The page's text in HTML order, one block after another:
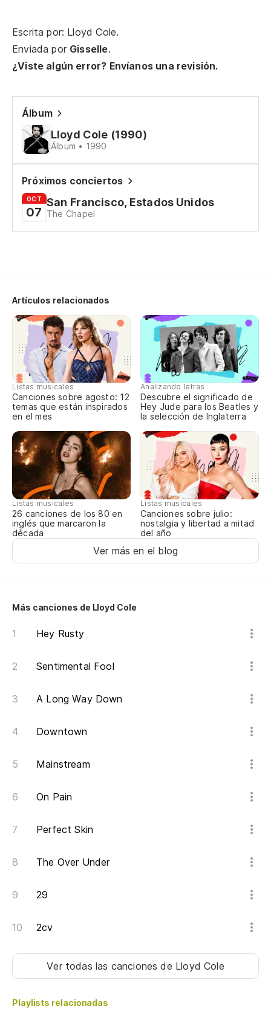
Escrita por: Lloyd Cole.
Enviada por Gisselle.
¿Viste algún error? Envíanos una revisión.
Álbum
Lloyd Cole (1990)
Álbum • 1990
Próximos conciertos
OCT
07
San Francisco, Estados Unidos
The Chapel
Artículos relacionados
Listas musicales
Canciones sobre agosto: 12
temas que están inspirados
en el mes
Analizando letras
Descubre el significado de
Hey Jude para los Beatles y
la selección de Inglaterra
Listas musicales
26 canciones de los 80 en
inglés que marcaron la
década
Listas musicales
Canciones sobre julio:
nostalgia y libertad a mitad
del año
Ver más en el blog
Más canciones de Lloyd Cole
Hey Rusty
Sentimental Fool
A Long Way Down
Downtown
Mainstream
On Pain
Perfect Skin
The Over Under
29
2cv
Ver todas las cancionesde Lloyd Cole
Playlists relacionadas